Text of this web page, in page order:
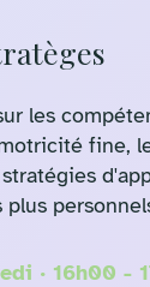
les
fine,
· 16h00 -